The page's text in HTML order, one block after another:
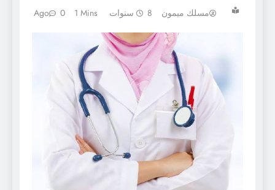
مسلك ميمون 8 سنوات Ago 0 1 Mins